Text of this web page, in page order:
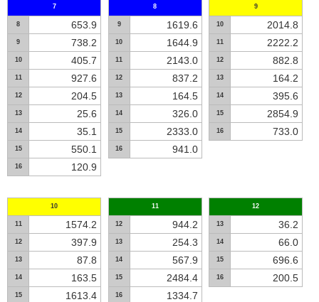
7
8 653.9
9 738.2
10 405.7
11 927.6
12 204.5
13 25.6
14 35.1
15 550.1
16 120.9
8
9 1619.6
10 1644.9
11 2143.0
12 837.2
13 164.5
14 326.0
15 2333.0
16 941.0
9
10 2014.8
11 2222.2
12 882.8
13 164.2
14 395.6
15 2854.9
16 733.0
10
11 1574.2
12 397.9
13 87.8
14 163.5
15 1613.4
11
12 944.2
13 254.3
14 567.9
15 2484.4
16 1334.7
12
13 36.2
14 66.0
15 696.6
16 200.5